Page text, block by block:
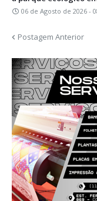
06 de Agosto de 2026 -
Postagem Anterior